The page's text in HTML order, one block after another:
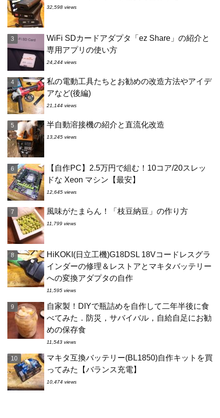
32,598 views
WiFi SDカードアダプタ「ez Share」の紹介と
専用アプリの使い方
24,244 views
私の電動工具たちとお勧めの改造方法やアイデ
アなど(後編)
21,144 views
半自動溶接機の紹介と直流化改造
13,245 views
【自作PC】2.5万円で組む！10コア/20スレッ
ドな Xeon マシン【最安】
12,645 views
風味がたまらん！「枝豆納豆」の作り方
11,799 views
HiKOKI(日立工機)G18DSL 18Vコードレスグラ
インダーの修理＆レストアとマキタバッテリー
への変換アダプタの自作
11,595 views
自家製！DIYで瓶詰めを自作して二年半後に食
べてみた．防災，サバイバル，自給自足にお勧
めの保存食
11,543 views
マキタ互換バッテリー(BL1850)自作キットを買
ってみた【バランス充電】
10,474 views